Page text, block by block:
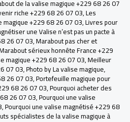
de la valise magique +229 68 26 07
riche +229 68 26 07 03,Les
+229 68 26 07 03,Livres pour
une Valise n’est pas un pacte à
26 07 03,Marabout pas cher et
sérieux honnête France +229
magique +229 68 26 07 03,Meilleur
07 03,Photo by La valise magique,
26 07 03,Portefeuille magique pour
68 26 07 03,Pourquoi acheter des
26 07 03,Pourquoi une valise
,Pourquoi une valise magnétisé +229 68
spécialistes de la valise magique à